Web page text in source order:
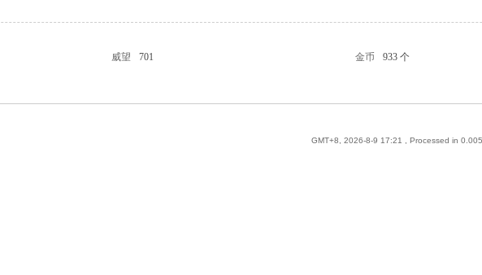
威望 701 金币
933 个
GMT+8, 2026-8-9 17:21 , Processed in